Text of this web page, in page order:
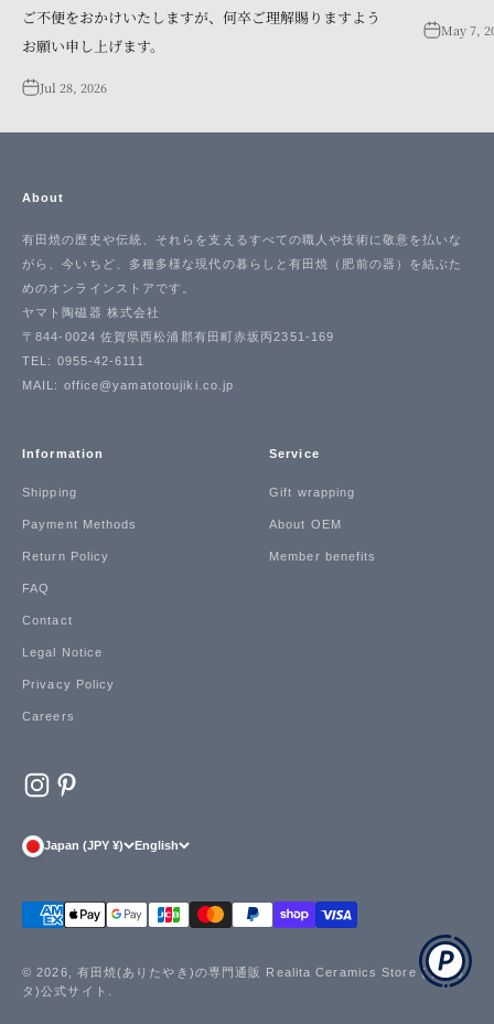
ご不便をおかけいたしますが、何卒ご理解賜りますよう
お願い申し上げます。
Jul 28, 2026
May 7,
About
有田焼の歴史や伝統、それらを支えるすべての職人や技術に敬意を払いな
がら、今いちど、多種多様な現代の暮らしと有田焼（肥前の器）を結ぶた
めのオンラインストアです。
ヤマト陶磁器 株式会社
〒844-0024 佐賀県西松浦郡有田町赤坂丙2351-169
TEL: 0955-42-6111
MAIL: office@yamatotoujiki.co.jp
Information
Shipping
Payment Methods
Return Policy
FAQ
Contact
Legal Notice
Privacy Policy
Careers
Service
Gift wrapping
About OEM
Member benefits
Japan (JPY ¥) English
© 2026, 有田焼(ありたやき)の専門通販 Realita Ceramics Store (リアリ
タ)公式サイト.